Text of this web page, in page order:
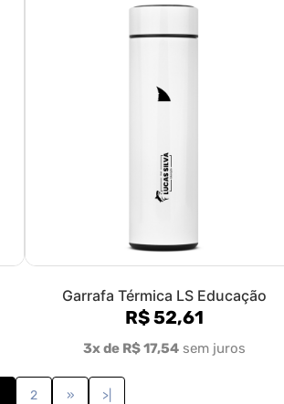
Garrafa Térmica LS Educação
R$ 52,61
3x de R$ 17,54sem juros
2 » >|